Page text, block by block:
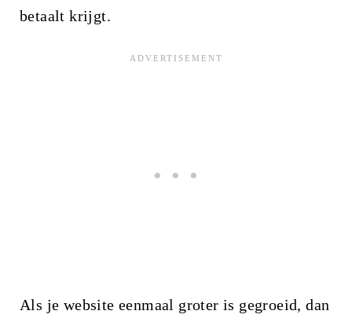
betaalt krijgt.
Als je website eenmaal groter is gegroeid, dan